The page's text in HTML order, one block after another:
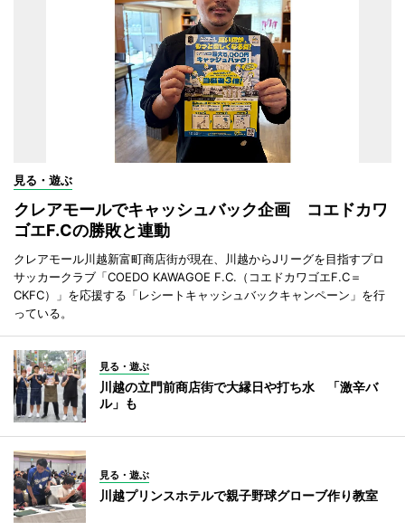
見る・遊ぶ
クレアモールでキャッシュバック企画 コエドカワ
ゴエF.Cの勝敗と連動
クレアモール川越新富町商店街が現在、川越からJリーグを目指すプロ
サッカークラブ「COEDO KAWAGOE F.C.（コエドカワゴエF.C＝
CKFC）」を応援する「レシートキャッシュバックキャンペーン」を行
っている。
見る・遊ぶ
川越の立門前商店街で大縁日や打ち水 「激辛バ
ル」も
見る・遊ぶ
川越プリンスホテルで親子野球グローブ作り教室